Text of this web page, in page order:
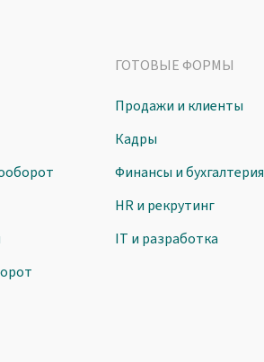
ГОТОВЫЕ ФОРМЫ
Продажи и клиенты
Кадры
Финансы и бухгалтерия
HR и рекрутинг
IT и разработка